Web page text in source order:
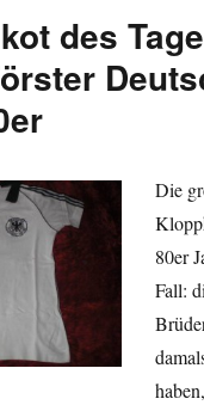
des
Die
80er
Fall: